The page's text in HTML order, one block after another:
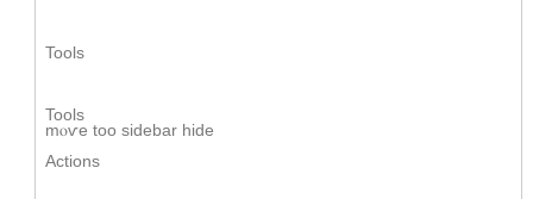
Tools
Tools
mⲟѵe too sidebar hide
Actions